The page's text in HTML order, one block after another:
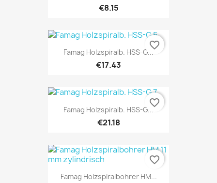
€8.15
Famag Holzspiralb. HSS-G...
€17.43
favorite_border
Famag Holzspiralb. HSS-G...
€21.18
favorite_border
Famag Holzspiralbohrer HM...
favorite_border